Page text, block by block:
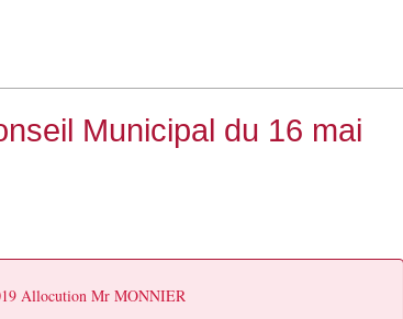
Municipal du 16 mai
Allocution Mr MONNIER